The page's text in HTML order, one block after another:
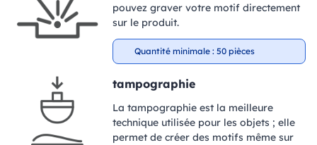
pouvez graver votre motif directement
sur le produit.
Quantité minimale : 50 pièces
tampographie
La tampographie est la meilleure
technique utilisée pour les objets ; elle
permet de créer des motifs même sur